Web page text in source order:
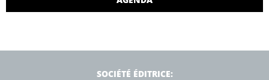
SOCIÉTÉ ÉDITRICE: